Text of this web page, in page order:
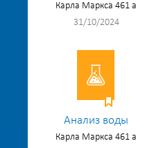
Карла Маркса 461 а
31/10/2024
Анализ воды
Карла Маркса 461 а